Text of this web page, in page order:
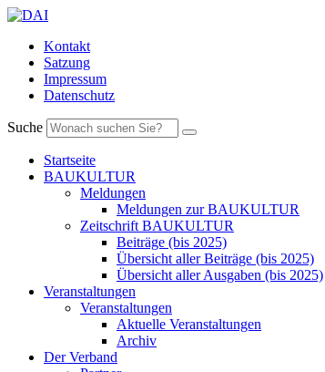
Kontakt
Satzung
Impressum
Datenschutz
Suche
Startseite
BAUKULTUR
Meldungen
Meldungen zur BAUKULTUR
Zeitschrift BAUKULTUR
Beiträge (bis 2025)
Übersicht aller Beiträge (bis 2025)
Übersicht aller Ausgaben (bis 2025)
Veranstaltungen
Veranstaltungen
Aktuelle Veranstaltungen
Archiv
Der Verband